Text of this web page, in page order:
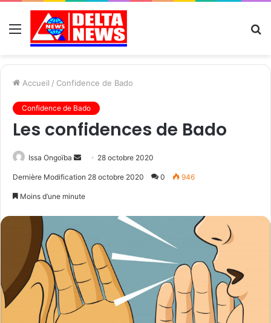
Menu
Accueil / Confidence de Bado
Confidence de Bado
Les confidences de Bado
Issa Ongoïba
Send 28 octobre 2020
Dernière Modification 28 octobre 2020 0 946
Moins d’une minute